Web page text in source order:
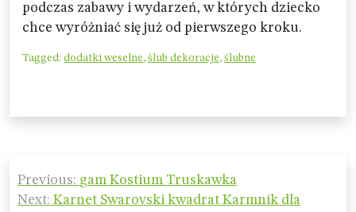
podczas zabawy i wydarzeń, w których dziecko
chce wyróżniać się już od pierwszego kroku.
Tagged: dodatki weselne, ślub dekoracje, ślubne
Nawigacja
wpisu
Previous: gam Kostium Truskawka
Next: Karnet Swarovski kwadrat Karmnik dla